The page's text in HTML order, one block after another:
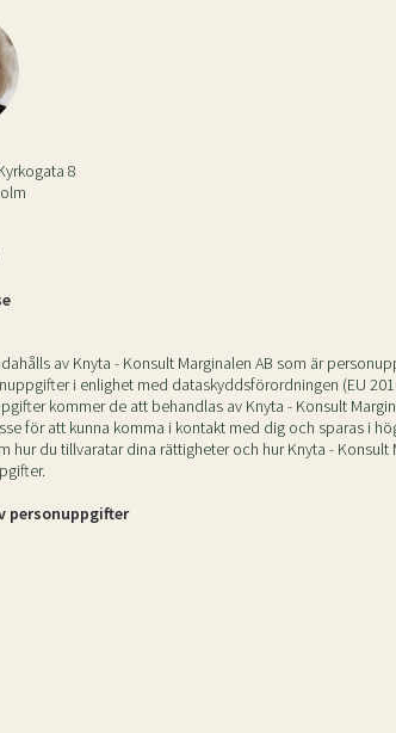
8
av Knyta - Konsult Marginalen AB som är
i enlighet med dataskyddsförordningen (EU
kommer de att behandlas av Knyta - Konsult
för att kunna komma i kontakt med dig och sparas i
hur du tillvaratar dina rättigheter och hur Knyta - Konsult
personuppgifter